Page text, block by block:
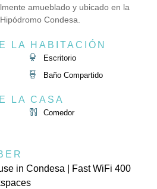
amueblado y ubicado en la
Condesa.
LA HABITACIÓN
Escritorio
Baño Compartido
LA CASA
Comedor
in Condesa | Fast WiFi 400